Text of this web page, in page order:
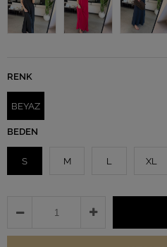
RENK
BEYAZ
BEDEN
S M L XL